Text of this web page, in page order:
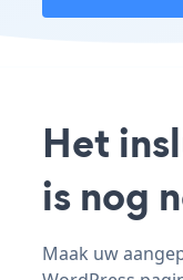
Het
is nog
Maak uw